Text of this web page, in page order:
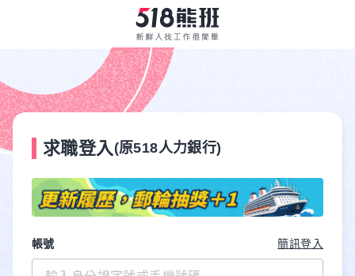
求職登入 (原518人力銀行)
帳號 簡訊登入